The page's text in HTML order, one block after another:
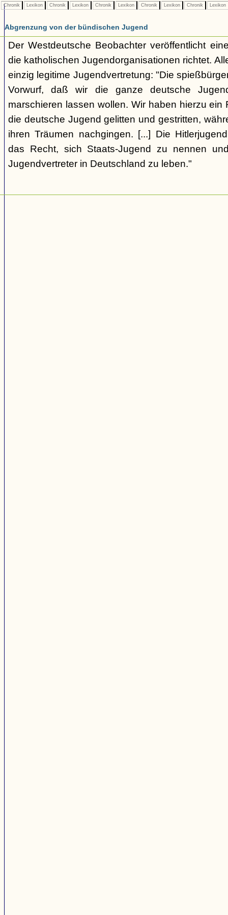
Chronik Lexikon Chronik Lexikon Chronik Lexikon Chronik Lexikon Chronik Lexikon
Abgrenzung von der bündischen Jugend
Der Westdeutsche Beobachter veröffentlicht
die katholischen Jugendorganisationen richtet.
einzig legitime Jugendvertretung: "Die
Vorwurf, daß wir die ganze deutsche
marschieren lassen wollen. Wir haben hierzu ein
die deutsche Jugend gelitten und gestritten,
ihren Träumen nachgingen. [...] Die
das Recht, sich Staats-Jugend zu nennen
Jugendvertreter in Deutschland zu leben."